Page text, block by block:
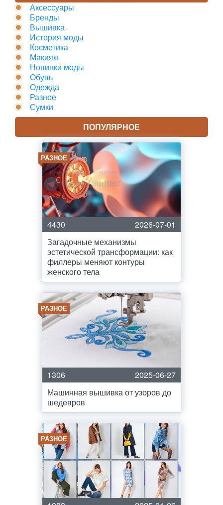
Аксессуары
Бренды
Вышивка
История моды
Косметика
Макияж
Новинки моды
Обувь
Одежда
Разное
Сумки
ПОПУЛЯРНОЕ
РАЗНОЕ
4430
2026-07-01
Загадочные механизмы
эстетической трансформации: как
филлеры меняют контуры
женского тела
РАЗНОЕ
1306
2025-06-27
Машинная вышивка от узоров до
шедевров
РАЗНОЕ